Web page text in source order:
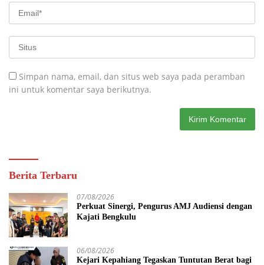
Simpan nama, email, dan situs web saya pada peramban
ini untuk komentar saya berikutnya.
Berita Terbaru
07/08/2026
Perkuat Sinergi, Pengurus AMJ Audiensi dengan
Kajati Bengkulu
06/08/2026
Kejari Kepahiang Tegaskan Tuntutan Berat bagi